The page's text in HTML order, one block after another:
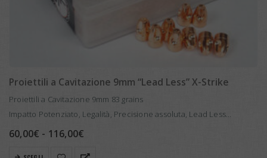
Proiettili a Cavitazione 9mm “Lead Less” X-Strike
Proiettili a Cavitazione 9mm 83 grains
Impatto Potenziato, Legalità, Precisione assoluta, Lead Less
I proiettili a cavitazione rappresentano una nuova frontiera della
60,00€ - 116,00€
prezzo:
Questo